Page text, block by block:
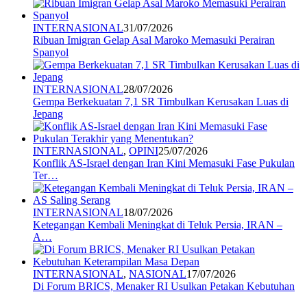
INTERNASIONAL31/07/2026
Ribuan Imigran Gelap Asal Maroko Memasuki Perairan
Spanyol
INTERNASIONAL28/07/2026
Gempa Berkekuatan 7,1 SR Timbulkan Kerusakan Luas di
Jepang
INTERNASIONAL, OPINI25/07/2026
Konflik AS-Israel dengan Iran Kini Memasuki Fase Pukulan
Ter…
INTERNASIONAL18/07/2026
Ketegangan Kembali Meningkat di Teluk Persia, IRAN –
A…
INTERNASIONAL, NASIONAL17/07/2026
Di Forum BRICS, Menaker RI Usulkan Petakan Kebutuhan